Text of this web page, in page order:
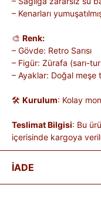
– Kenarları
🎨 Renk:
– Gövde: Retro Sarısı
– Figür: Zürafa (sarı-
– Ayaklar: Doğal meşe
🛠 Kurulum: Kolay
Teslimat Bilgisi: Bu
içerisinde kargoya
İADE